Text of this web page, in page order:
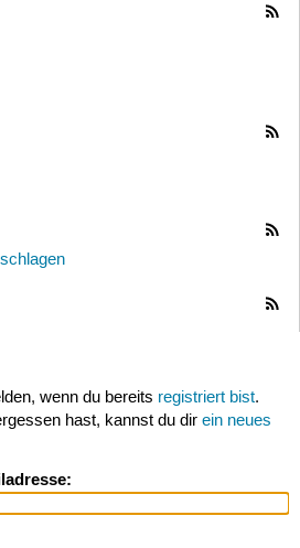
wenn du bereits registriert bist.
hast, kannst du dir ein neues